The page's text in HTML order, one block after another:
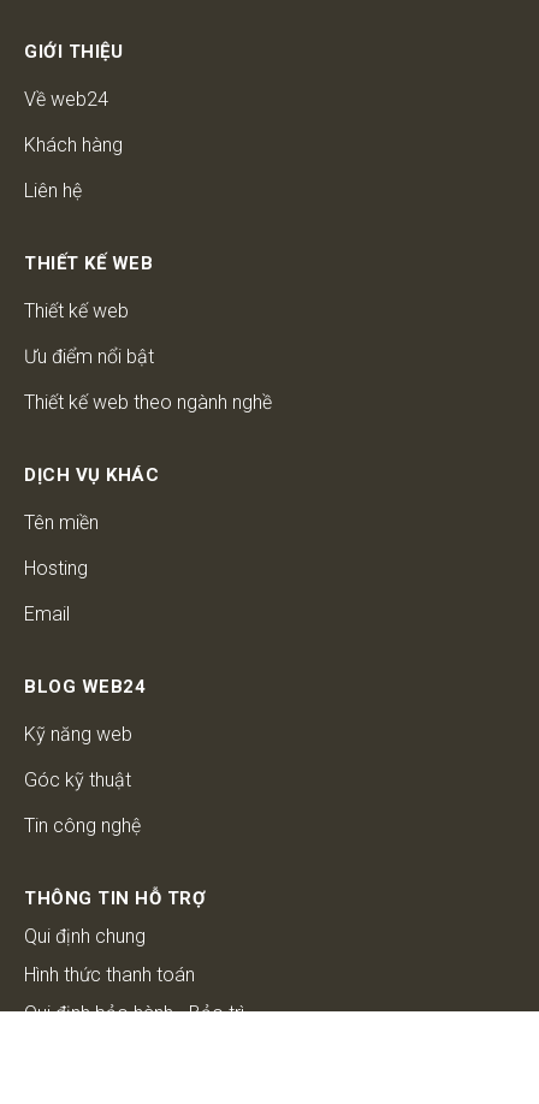
GIỚI THIỆU
Về web24
Khách hàng
Liên hệ
THIẾT KẾ WEB
Thiết kế web
Ưu điểm nổi bật
Thiết kế web theo ngành nghề
DỊCH VỤ KHÁC
Tên miền
Hosting
Email
BLOG WEB24
Kỹ năng web
Góc kỹ thuật
Tin công nghệ
THÔNG TIN HỖ TRỢ
Qui định chung
Hình thức thanh toán
Qui định bảo hành - Bảo trì